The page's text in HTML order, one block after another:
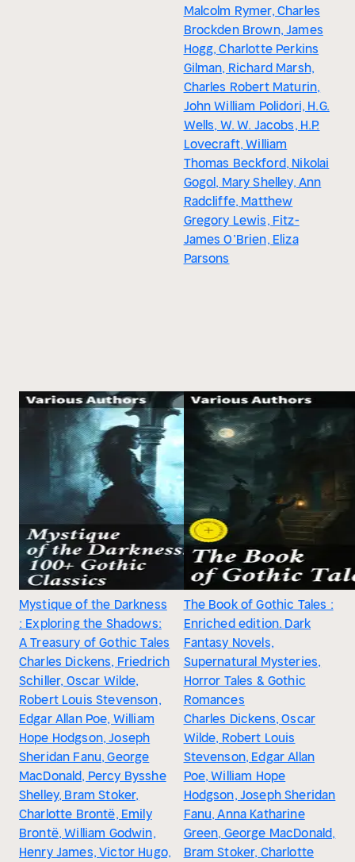
Malcolm Rymer, Charles
Brockden Brown, James
Hogg, Charlotte Perkins
Gilman, Richard Marsh,
Charles Robert Maturin,
John William Polidori, H.G.
Wells, W. W. Jacobs, H.P.
Lovecraft, William
Thomas Beckford, Nikolai
Gogol, Mary Shelley, Ann
Radcliffe, Matthew
Gregory Lewis, Fitz-
James O’Brien, Eliza
Parsons
Mystique of the Darkness
: Exploring the Shadows:
A Treasury of Gothic Tales
Charles Dickens, Friedrich
Schiller, Oscar Wilde,
Robert Louis Stevenson,
Edgar Allan Poe, William
Hope Hodgson, Joseph
Sheridan Fanu, George
MacDonald, Percy Bysshe
Shelley, Bram Stoker,
Charlotte Brontë, Emily
Brontë, William Godwin,
Henry James, Victor Hugo,
The Book of Gothic Tales :
Enriched edition. Dark
Fantasy Novels,
Supernatural Mysteries,
Horror Tales & Gothic
Romances
Charles Dickens, Oscar
Wilde, Robert Louis
Stevenson, Edgar Allan
Poe, William Hope
Hodgson, Joseph Sheridan
Fanu, Anna Katharine
Green, George MacDonald,
Bram Stoker, Charlotte